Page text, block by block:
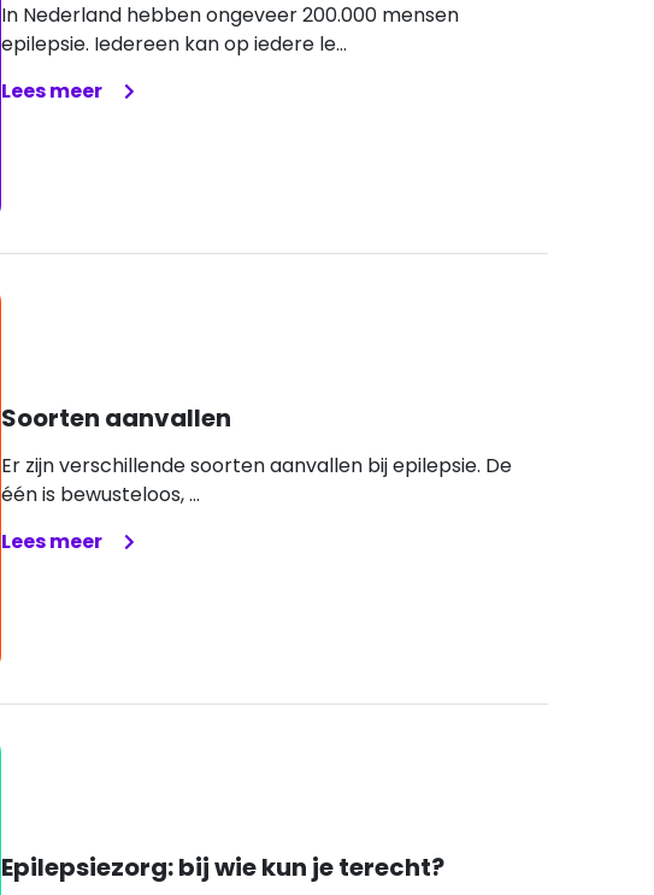
In Nederland hebben ongeveer 200.000 mensen
epilepsie. Iedereen kan op iedere le...
Lees meer
Soorten aanvallen
Er zijn verschillende soorten aanvallen bij epilepsie. De
één is bewusteloos, ...
Lees meer
Epilepsiezorg: bij wie kun je terecht?